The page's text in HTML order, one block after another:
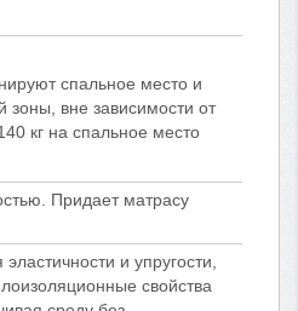
спальное место и
зоны, вне зависимости от
кг на спальное место
Придает матрасу
и упругости,
свойства